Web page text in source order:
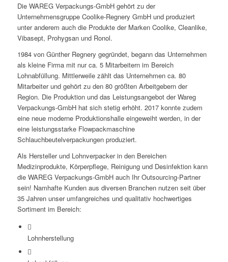
Die WAREG Verpackungs-GmbH gehört zu der
Unternehmensgruppe Coolike-Regnery GmbH und produziert
unter anderem auch die Produkte der Marken Coolike, Cleanlike,
Vibasept, Prohygsan und Ronol.
1984 von Günther Regnery gegründet, begann das Unternehmen
als kleine Firma mit nur ca. 5 Mitarbeitern im Bereich
Lohnabfüllung. Mittlerweile zählt das Unternehmen ca. 80
Mitarbeiter und gehört zu den 80 größten Arbeitgebern der
Region. Die Produktion und das Leistungsangebot der Wareg
Verpackungs-GmbH hat sich stetig erhöht. 2017 konnte zudem
eine neue moderne Produktionshalle eingeweiht werden, in der
eine leistungsstarke Flowpackmaschine
Schlauchbeutelverpackungen produziert.
Als Hersteller und Lohnverpacker in den Bereichen
Medizinprodukte, Körperpflege, Reinigung und Desinfektion kann
die WAREG Verpackungs-GmbH auch Ihr Outsourcing-Partner
sein! Namhafte Kunden aus diversen Branchen nutzen seit über
35 Jahren unser umfangreiches und qualitativ hochwertiges
Sortiment im Bereich:
Lohnherstellung